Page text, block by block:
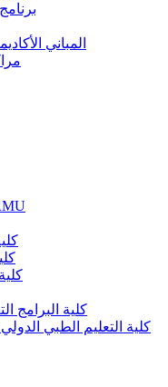
المباني
كلية البرامج
كلية التعليم الطبي